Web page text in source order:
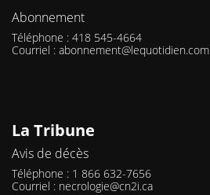
Abonnement
Téléphone : 418 545-4664
Courriel : abonnement@lequotidien.com
La Tribune
Avis de décès
Téléphone : 1 866 632-7656
Courriel : necrologie@cn2i.ca